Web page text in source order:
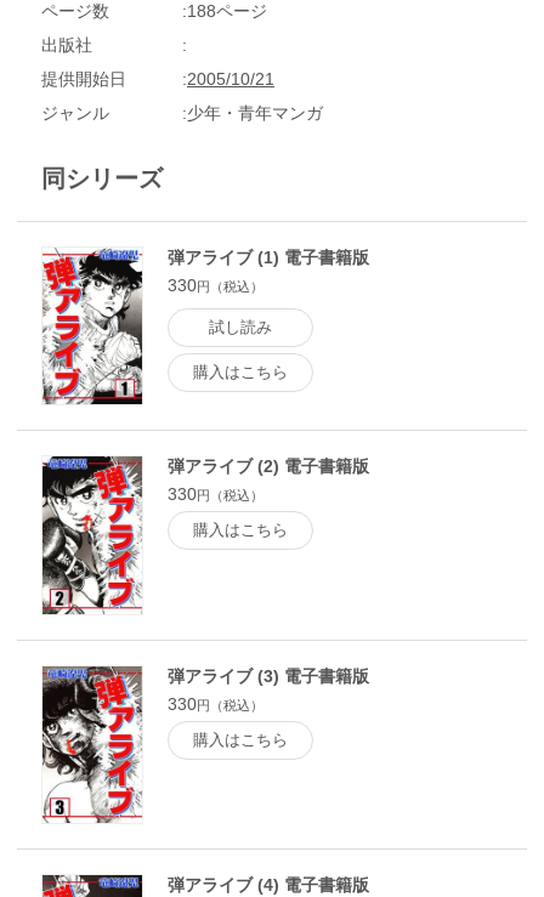
ページ数
188ページ
出版社
提供開始日
2005/10/21
ジャンル
少年・青年マンガ
同シリーズ
弾アライブ (1) 電子書籍版
330円（税込）
試し読み
購入はこちら
弾アライブ (2) 電子書籍版
330円（税込）
購入はこちら
弾アライブ (3) 電子書籍版
330円（税込）
購入はこちら
弾アライブ (4) 電子書籍版